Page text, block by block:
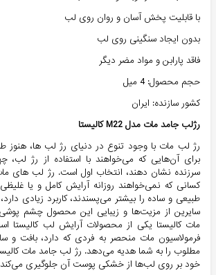
با قابلیت پخش آسان و روان روی لب
بدون ایجاد سنگینی روی لب
فاقد پارابن و مواد مضر دیگر
حجم محصول: 4 میل
کشور سازنده: ایران
رژلب جامد مات مدل M22 کاليستا
رژ لب‌ مات با وجود تنوع در دنیای رژ لب‌ ها، هنوز
برای آن‌هایی که می‌خواهند با استفاده از رژ لب،
سرزنده نشان دهند، انتخاب اول است. رژ لب‌ های
کسانی که نمی‌خواهند روزانه آرایش کامل و یا
طبیعی و ساده را بیشتر می‌پسندند، کاربرد زیادی
سایرین از مزیت‌ها و زیبایی این محصول چشم
مات کالیستا یکی از محصولات آرایش لب کالیستا
فرمولاسیون مات منحصر به فردی که دارد، بافت و
مطلوب را به شما هدیه می‌دهد. رژ لب جامد مات
خود بر روی لب‌ها از خشکی پوست آن جلوگیری